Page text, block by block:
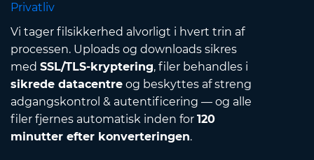
Privatliv
Vi tager filsikkerhed alvorligt i hvert trin af
processen. Uploads og downloads sikres
med SSL/TLS-kryptering, filer behandles i
sikrede datacentre og beskyttes af streng
adgangskontrol & autentificering — og alle
filer fjernes automatisk inden for 120
minutter efter konverteringen.